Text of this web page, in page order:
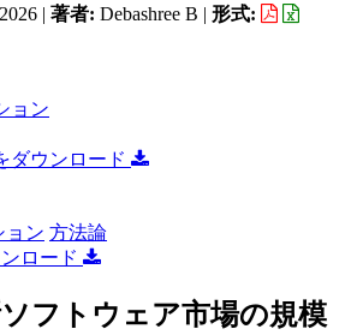
| 著者: Debashree B | 形式:
ョン
ダウンロード
ョン 方法論
ロード
フトウェア市場の規模